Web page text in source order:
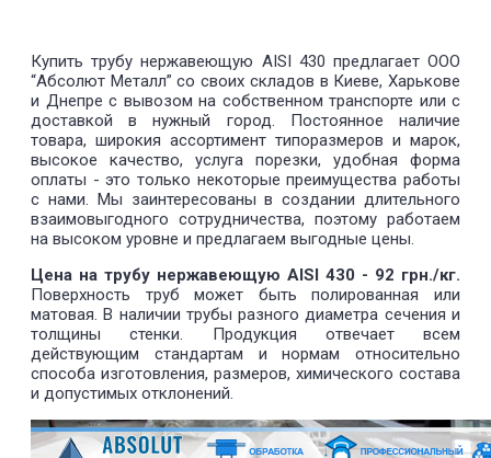
Купить трубу нержавеющую AISI 430 предлагает ООО
“Абсолют Металл” со своих складов в Киеве, Харькове
и Днепре с вывозом на собственном транспорте или с
доставкой в нужный город. Постоянное наличие
товара, широкия ассортимент типоразмеров и марок,
высокое качество, услуга порезки, удобная форма
оплаты - это только некоторые преимущества работы
с нами. Мы заинтересованы в создании длительного
взаимовыгодного сотрудничества, поэтому работаем
на высоком уровне и предлагаем выгодные цены.
Цена на трубу нержавеющую AISI 430 - 92 грн./кг.
Поверхность труб может быть полированная или
матовая. В наличии трубы разного диаметра сечения и
толщины стенки. Продукция отвечает всем
действующим стандартам и нормам относительно
способа изготовления, размеров, химического состава
и допустимых отклонений.